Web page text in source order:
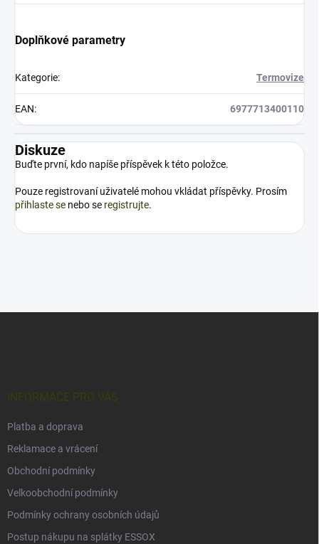
Doplňkové parametry
Kategorie: Termovize
EAN: 6977713400110
Diskuze
Buďte první, kdo napíše příspěvek k této položce.
Pouze registrovaní uživatelé mohou vkládat příspěvky. Prosím
přihlaste se nebo se registrujte.
INFORMACE PRO VÁS
Platba a doprava
Reklamace a vrácení
Obchodní podmínky
Velkoobchodní podmínky
Podmínky ochrany osobních údajů
Postup nákupu na splátky ESSOX